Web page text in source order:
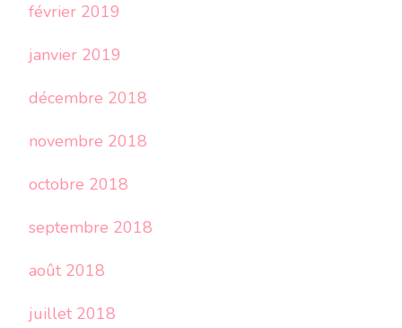
février 2019
janvier 2019
décembre 2018
novembre 2018
octobre 2018
septembre 2018
août 2018
juillet 2018